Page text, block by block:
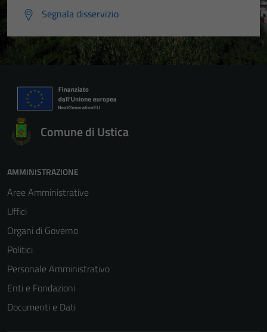
Segnala disservizio
Comune di Ustica
AMMINISTRAZIONE
Aree Amministrative
Uffici
Organi di Governo
Politici
Personale Amministrativo
Enti e Fondazioni
Documenti e Dati